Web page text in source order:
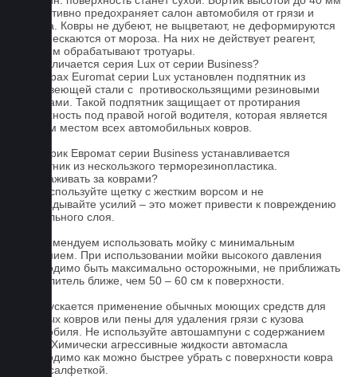
эффективно предохраняет салон автомобиля от грязи и
мусора. Ковры не дубеют, не выцветают, не деформируются
и не трескаются от мороза. На них не действует реагент,
которым обрабатывают тротуары.
Чем отличается серия Lux от серии Business?
На коврах Euromat серии Lux установлен подпятник из
нержавеющей стали с противоскользящими резиновыми
вставками. Такой подпятник защищает от протирания
поверхность под правой ногой водителя, которая является
слабым местом всех автомобильных ковров.
На коврик Евромат серии Business устанавливается
подпятник из нескользкого терморезинопластика.
Как ухаживать за коврами?
1.Не используйте щетку с жестким ворсом и не
прикладывайте усилий – это может привести к повреждению
текстильного слоя.
2. Рекомендуем использовать мойку с минимальным
давлением. При использовании мойки высокого давления
необходимо быть максимально осторожными, не приближать
распылитель ближе, чем 50 – 60 см к поверхности.
3. Допускается применение обычных моющих средств для
бытовых ковров или пены для удаления грязи с кузова
автомобиля. Не используйте автошампуни с содержанием
воска! Химически агрессивные жидкости автомасла
необходимо как можно быстрее убрать с поверхности ковра
сухой салфеткой.